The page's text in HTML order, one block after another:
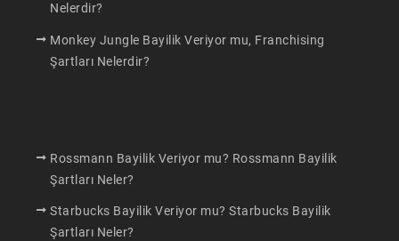
Nelerdir?
Monkey Jungle Bayilik Veriyor mu, Franchising
Şartları Nelerdir?
Rossmann Bayilik Veriyor mu? Rossmann Bayilik
Şartları Neler?
Starbucks Bayilik Veriyor mu? Starbucks Bayilik
Şartları Neler?